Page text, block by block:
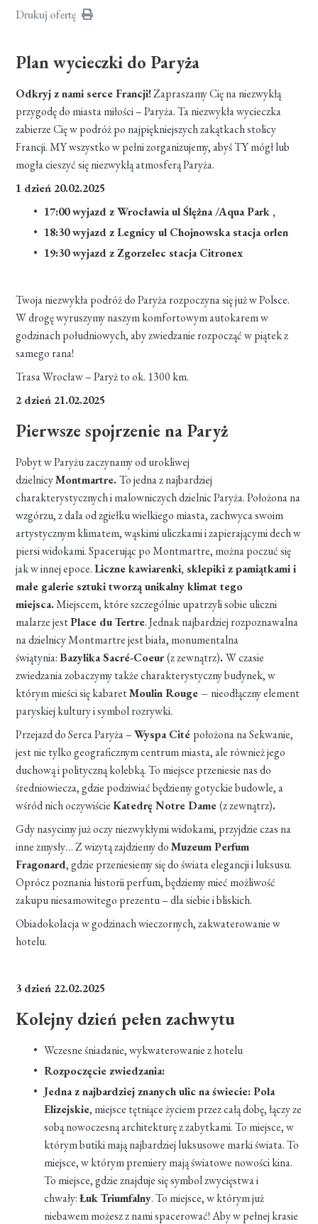
Drukuj ofertę
Plan wycieczki do Paryża
Odkryj z nami serce Francji!Zapraszamy Cię na niezwykłą
przygodę do miasta miłości – Paryża. Ta niezwykła wycieczka
zabierze Cię w podróż po najpiękniejszych zakątkach stolicy
Francji. MY wszystko w pełni zorganizujemy, abyś TY mógł lub
mogła cieszyć się niezwykłą atmosferą Paryża.
1 dzień 20.02.2025
17:00 wyjazd z Wrocławia ul Ślężna /Aqua Park ,
18:30 wyjazd z Legnicy ul Chojnowska stacja orlen
19:30 wyjazd z Zgorzelec stacja Citronex
Twoja niezwykła podróż do Paryża rozpoczyna się już w Polsce.
W drogę wyruszymy naszym komfortowym autokarem w
godzinach południowych, aby zwiedzanie rozpocząć w piątek z
samego rana!
Trasa Wrocław – Paryż to ok. 1300 km.
2 dzień 21.02.2025
Pierwsze spojrzenie na Paryż
Pobyt w Paryżu zaczynamy od urokliwej
dzielnicyMontmartre.To jedna z najbardziej
charakterystycznych i malowniczych dzielnic Paryża. Położona na
wzgórzu, z dala od zgiełku wielkiego miasta, zachwyca swoim
artystycznym klimatem, wąskimi uliczkami i zapierającymi dech w
piersi widokami. Spacerując po Montmartre, można poczuć się
jak w innej epoce.Liczne kawiarenki, sklepiki z pamiątkami i
małe galerie sztuki tworzą unikalny klimat tego
miejsca.Miejscem, które szczególnie upatrzyli sobie uliczni
malarze jestPlace du Tertre. Jednak najbardziej rozpoznawalna
na dzielnicy Montmartre jest biała, monumentalna
świątynia:Bazylika Sacré-Coeur(z zewnątrz).W czasie
zwiedzania zobaczymy także charakterystyczny budynek, w
którym mieści się kabaretMoulin Rouge – nieodłączny element
paryskiej kultury i symbol rozrywki.
Przejazd do Serca Paryża –Wyspa Cité położona na Sekwanie,
jest nie tylko geograficznym centrum miasta, ale również jego
duchową i polityczną kolebką. To miejsce przeniesie nas do
średniowiecza, gdzie podziwiać będziemy gotyckie budowle, a
wśród nich oczywiścieKatedrę Notre Dame(z zewnątrz).
Gdy nasycimy już oczy niezwykłymi widokami, przyjdzie czas na
inne zmysły… Z wizytą zajdziemy doMuzeum Perfum
Fragonard, gdzie przeniesiemy się do świata elegancji i luksusu.
Oprócz poznania historii perfum, będziemy mieć możliwość
zakupu niesamowitego prezentu – dla siebie i bliskich.
Obiadokolacja w godzinach wieczornych, zakwaterowanie w
hotelu.
3 dzień 22.02.2025
Kolejny dzień pełen zachwytu
Wczesne śniadanie, wykwaterowanie z hotelu
Rozpoczęcie zwiedzania:
Jedna z najbardziej znanych ulic na świecie: Pola
Elizejskie, miejsce tętniące życiem przez całą dobę, łączy ze
sobą nowoczesną architekturę z zabytkami. To miejsce, w
którym butiki mają najbardziej luksusowe marki świata. To
miejsce, w którym premiery mają światowe nowości kina.
To miejsce, gdzie znajduje się symbol zwycięstwa i
chwały:Łuk Triumfalny. To miejsce, w którym już
niebawem możesz z nami spacerować! Aby w pełnej krasie